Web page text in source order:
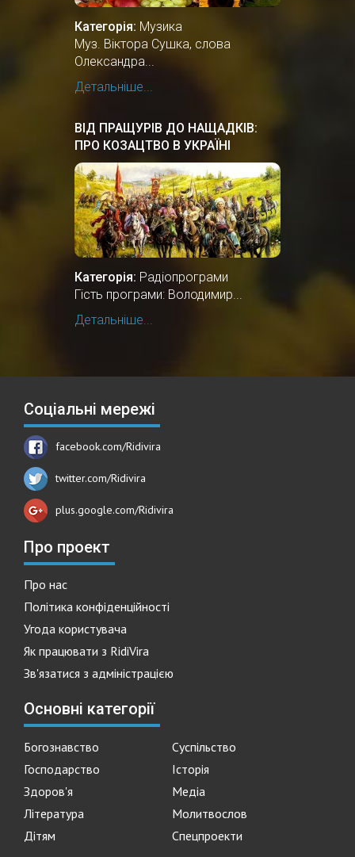
Категорія: Музика
Муз. Віктора Сушка, слова
Олександра...
Детальніше...
ВІД ПРАЩУРІВ ДО НАЩАДКІВ:
ПРО КОЗАЦТВО В УКРАЇНІ
Категорія: Радіопрограми
Гість програми: Володимир...
Детальніше...
Соціальні мережі
facebook.com/Ridivira
twitter.com/Ridivira
plus.google.com/Ridivira
Про проект
Про нас
Політика конфіденційності
Угода користувача
Як працювати з RidiVira
Зв'язатися з адміністрацією
Основні категорії
Богознавство
Суспільство
Господарство
Історія
Здоров'я
Медіа
Література
Молитвослов
Дітям
Спецпроекти